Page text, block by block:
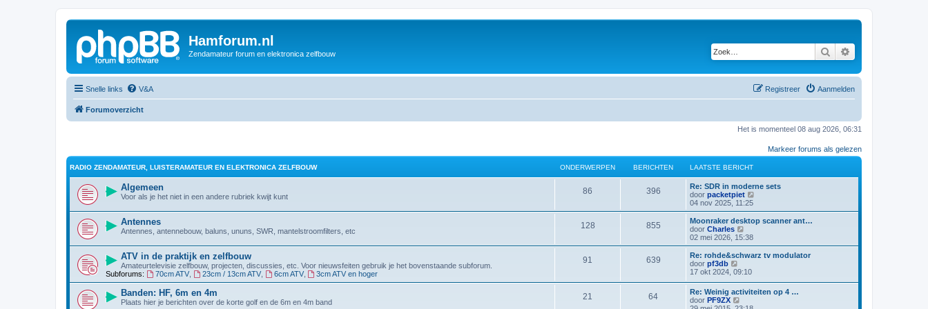
Hamforum.nl
Zendamateur forum en elektronica zelfbouw Zoek
Snelle links V&A Aanmelden
Registreer
Forumoverzicht
Het is momenteel 08 aug 2026, 06:31
Markeer forums als gelezen
RADIO ZENDAMATEUR, LUISTERAMATEUR EN ELEKTRONICA ZELFBOUW ONDERWERPEN BERICHTEN LAATSTE BERICHT
Algemeen
Voor als je het niet in een andere rubriek kwijt kunt
86
d
e
w
396B
r
i
c
h
L
a
a
t
s
t
e
e
r
i
c
h
t
Re: SDR in moderne sets
door packetpiet
k
i
j
a
t
e
04 nov 2025, 11:25
Antennes
Antennes, antennebouw, baluns, ununs, SWR, mantelstroomfilters, etc
128O
855B
r
L
a
a
t
s
t
e
e
r
i
Moonraker desktop scanner ant…
door Charles
e
k
i
k
a
a
02 mei 2026, 15:38
ATV in de praktijk en zelfbouw
Amateurtelevisie zelfbouw, projecten, discussies, etc. Voor nieuwsfeiten gebruik je het bovenstaande subforum.
Subforums:
70cm ATV, 23cm / 13cm ATV, 6cm ATV, 3cm ATV en hoger
91 639B
L
a
a
s
t
e
Re: rohde&schwarz tv modulator
door pf3db
e
j
k
17 okt 2024, 09:10
Banden: HF, 6m en 4m
Plaats hier je berichten over de korte golf en de 6m en 4m band
21 64B
L
a
Re: Weinig activiteiten op 4 …
door PF9ZX